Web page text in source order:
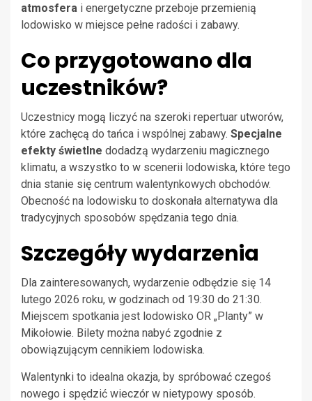
atmosfera i energetyczne przeboje przemienią
lodowisko w miejsce pełne radości i zabawy.
Co przygotowano dla
uczestników?
Uczestnicy mogą liczyć na szeroki repertuar utworów,
które zachęcą do tańca i wspólnej zabawy. Specjalne
efekty świetlne dodadzą wydarzeniu magicznego
klimatu, a wszystko to w scenerii lodowiska, które tego
dnia stanie się centrum walentynkowych obchodów.
Obecność na lodowisku to doskonała alternatywa dla
tradycyjnych sposobów spędzania tego dnia.
Szczegóły wydarzenia
Dla zainteresowanych, wydarzenie odbędzie się 14
lutego 2026 roku, w godzinach od 19:30 do 21:30.
Miejscem spotkania jest lodowisko OR „Planty” w
Mikołowie. Bilety można nabyć zgodnie z
obowiązującym cennikiem lodowiska.
Walentynki to idealna okazja, by spróbować czegoś
nowego i spędzić wieczór w nietypowy sposób.